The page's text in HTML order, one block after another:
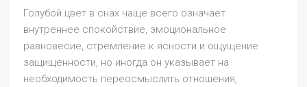
Голубой цвет в снах чаще всего означает
внутреннее спокойствие, эмоциональное
равновесие, стремление к ясности и ощущение
защищенности, но иногда он указывает на
необходимость переосмыслить отношения,